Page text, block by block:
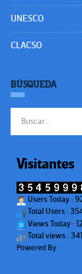
UNESCO
CLACSO
BÚSQUEDA
Visitantes
Users Today :
Total Users :
Views Today :
Total views :
Powered By